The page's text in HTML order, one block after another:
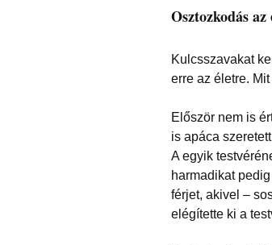
Osztozkodás az
Kulcsszavakat
erre az életre.
Először nem is
is apáca
A egyik
harmadikat
férjet, akivel –
elégítette ki a